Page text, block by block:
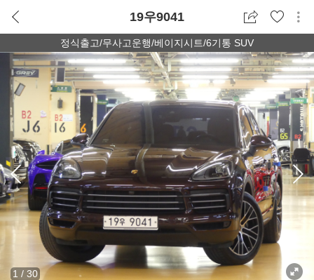
19우9041
정식출고/무사고운행/베이지시트/6기통 SUV
1 / 30